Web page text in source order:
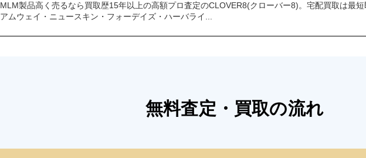
MLM製品高く売るなら買取歴15年以上の高額プロ査定のCLOVER8(クローバー8)。宅配買取は最
アムウェイ・ニュースキン・フォーデイズ・ハーバライ...
無料査定・買取の流れ